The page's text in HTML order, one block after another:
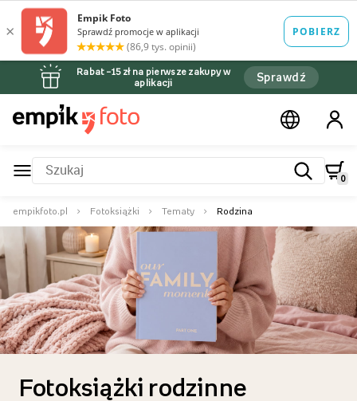
Rabat –15 zł na pierwsze zakupy w
aplikacji
Sprawdź
0
empikfoto.pl Fotoksiążki Tematy Rodzina
Fotoksiążki rodzinne